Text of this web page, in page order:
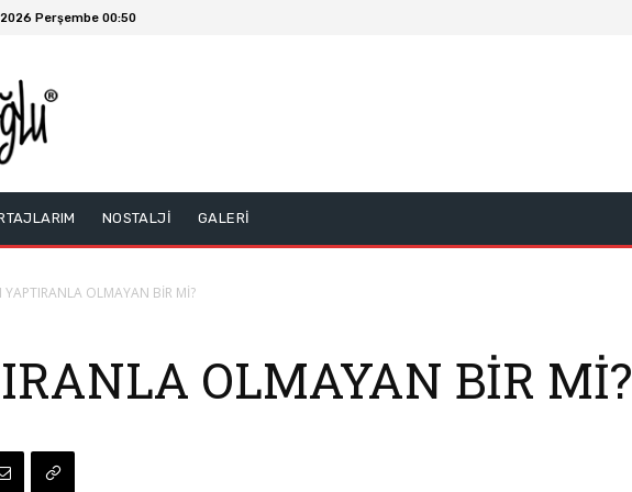
Perşembe 00:50
NOSTALJİ GALERİ
YAPTIRANLA OLMAYAN BİR Mİ?
OLMAYAN BİR Mİ?